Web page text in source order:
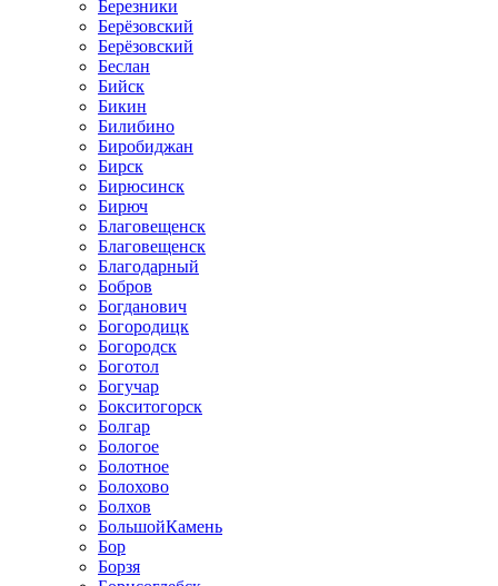
Березники
Берёзовский
Берёзовский
Беслан
Бийск
Бикин
Билибино
Биробиджан
Бирск
Бирюсинск
Бирюч
Благовещенск
Благовещенск
Благодарный
Бобров
Богданович
Богородицк
Богородск
Боготол
Богучар
Бокситогорск
Болгар
Бологое
Болотное
Болохово
Болхов
БольшойКамень
Бор
Борзя